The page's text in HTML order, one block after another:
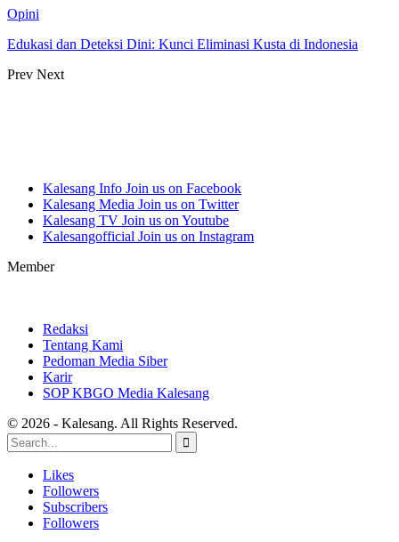
Opini
Edukasi dan Deteksi Dini: Kunci Eliminasi Kusta di Indonesia
Prev Next
Kalesang Info Join us on Facebook
Kalesang Media Join us on Twitter
Kalesang TV Join us on Youtube
Kalesangofficial Join us on Instagram
Member
Redaksi
Tentang Kami
Pedoman Media Siber
Karir
SOP KBGO Media Kalesang
© 2026 - Kalesang. All Rights Reserved.
Likes
Followers
Subscribers
Followers